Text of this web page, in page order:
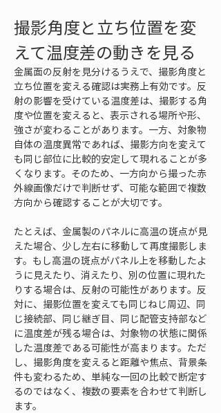
撮影角度と立ち位置を変
えて温度差の動きを見る
金属面の反射を見分けるうえで、撮影角度と
立ち位置を変える確認は実務上有効です。反
射の影響を受けている温度差は、撮影する角
度や位置を変えると、表示される場所や形、
強さが変わることがあります。一方、対象物
自体の温度異常であれば、撮影方向を変えて
も同じ部位に比較的安定して現れることが多
くなります。そのため、一方向から撮った赤
外線画像だけで判断せず、可能な範囲で複数
方向から確認することが大切です。
たとえば、金属製のパネルに高温の斑点が見
えた場合、少し左右に移動して再度撮影しま
す。もし高温の斑点がパネル上を移動したよ
うに見えたり、消えたり、別の位置に現れた
りする場合は、反射の可能性があります。反
対に、撮影位置を変えても同じねじ周辺、同
じ接続部、同じ継ぎ目、同じ配管支持部など
に温度差が残る場合は、対象物の状態に関係
した温度差である可能性が高まります。ただ
し、撮影角度を変えると距離や焦点、背景条
件も変わるため、単純な一回の比較で断定す
るのではなく、複数の要素を合わせて判断し
ます。